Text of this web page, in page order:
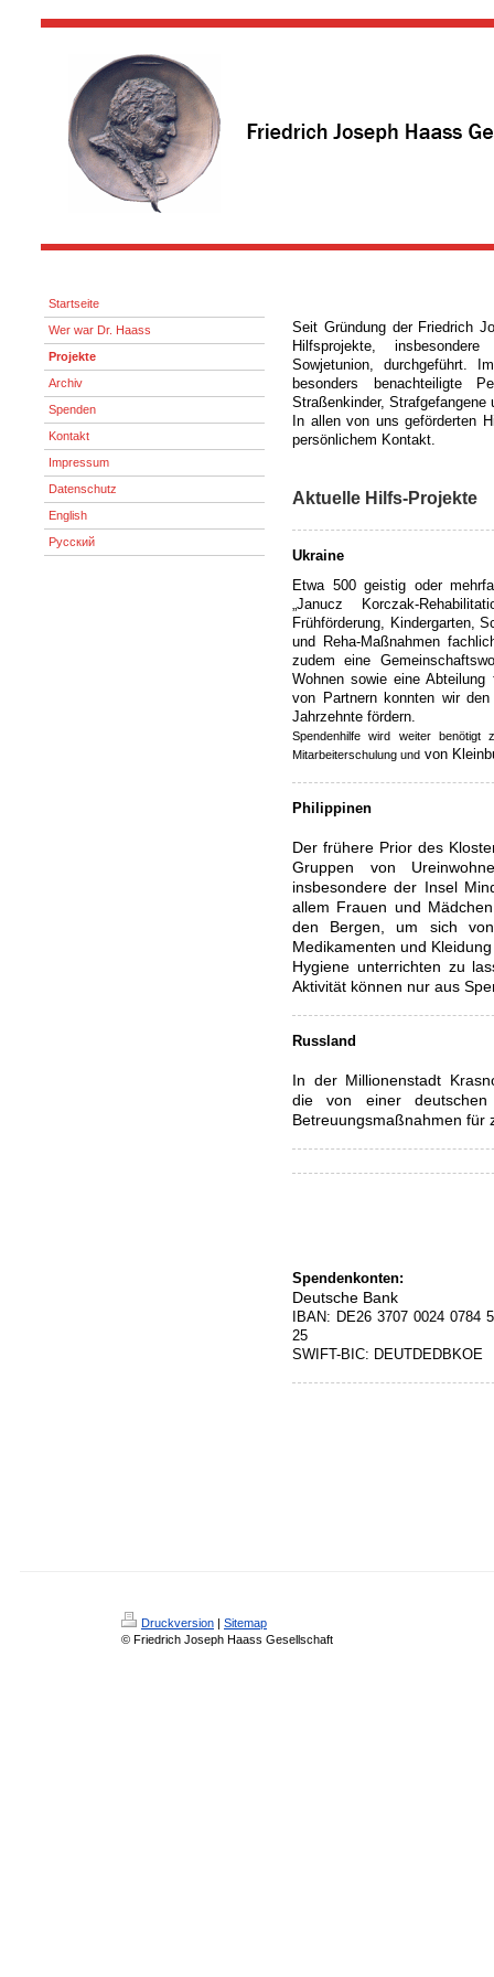
Startseite
Wer war Dr. Haass
Projekte
Archiv
Spenden
Kontakt
Impressum
Datenschutz
English
Русский
Seit Gründung der Friedrich
Hilfsprojekte,
Sowjetunion, durchgeführt.
besonders benachteiligte
Straßenkinder,
In allen von uns geförderten
persönlichem Kontakt.
Aktuelle Hilfs-Projekte
Ukraine
Etwa 500 geistig oder
„Janucz Korczak-
Frühförderung, Kindergarten,
und Reha-Maßnahmen
zudem eine
Wohnen sowie eine
von Partnern konnten wir
Jahrzehnte fördern.
Spendenhilfe wird weiter benötigt
Mitarbeiterschulung und von
Philippinen
Der frühere Prior des
Gruppen von
insbesondere der Insel
allem Frauen und
den Bergen, um sich
Medikamenten und
Hygiene unterrichten zu
Aktivität können nur aus
Russland
In der Millionenstadt
die von einer deutschen
Betreuungsmaßnahmen für
Spendenkonten:
Deutsche
IBAN: DE26 3707 0024
25
SWIFT-BIC:
Druckversion | Sitemap
© Friedrich Joseph Haass Gesellschaft